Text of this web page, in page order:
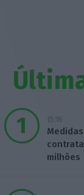
15:16
milhões